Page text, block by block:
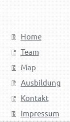
Home
Team
Map
Ausbildung
Kontakt
Impressum